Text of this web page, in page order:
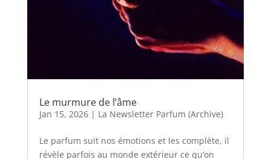
Le murmure de l’âme
Jan 15, 2026| La Newsletter Parfum (Archive)
Le parfum suit nos émotions et les complète, il
révèle parfois au monde extérieur ce qu’on